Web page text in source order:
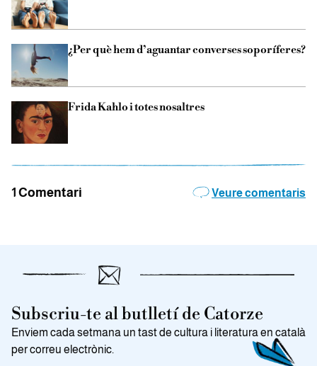
¿Per què hem d’aguantar converses soporíferes?
Frida Kahlo i totes nosaltres
1 Comentari Veure comentaris
Subscriu-te al butlletí de Catorze
Enviem cada setmana un tast de cultura i literatura en català
per correu electrònic.